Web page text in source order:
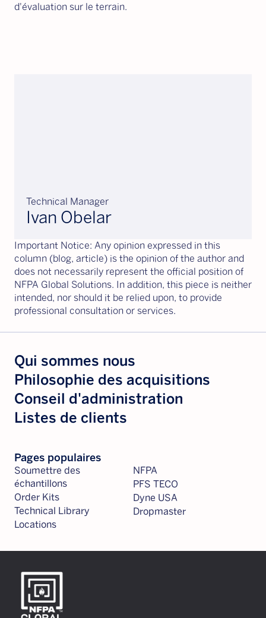
d'évaluation sur le terrain.
Technical Manager
Ivan Obelar
Important Notice: Any opinion expressed in this
column (blog, article) is the opinion of the author and
does not necessarily represent the official position of
NFPA Global Solutions. In addition, this piece is neither
intended, nor should it be relied upon, to provide
professional consultation or services.
Qui sommes nous
Philosophie des acquisitions
Conseil d'administration
Listes de clients
Pages populaires
Soumettre des
échantillons
Order Kits
Technical Library
Locations
NFPA
PFS TECO
Dyne USA
Dropmaster